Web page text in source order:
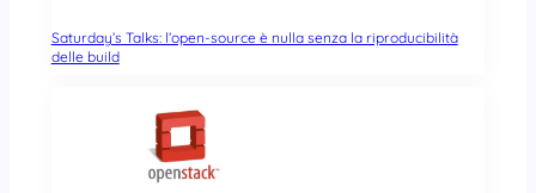
Saturday’s Talks: l’open-source è nulla senza la riproducibilità
delle build